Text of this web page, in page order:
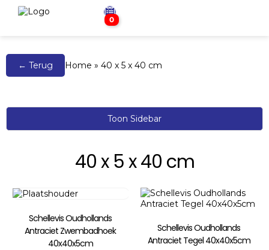
0
← Terug Home » 40 x 5 x 40 cm
Toon Sidebar
40 x 5 x 40 cm
Schellevis Oudhollands
Antraciet Zwembadhoek
40x40x5cm
Schellevis Oudhollands
Antraciet Tegel 40x40x5cm